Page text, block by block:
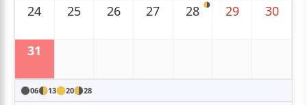
24 25 26 27 28 29 30
31
06 13 20 28